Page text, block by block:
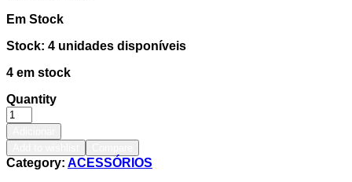
Em Stock
Stock: 4 unidades disponíveis
4 em stock
Quantity
Category: ACESSÓRIOS